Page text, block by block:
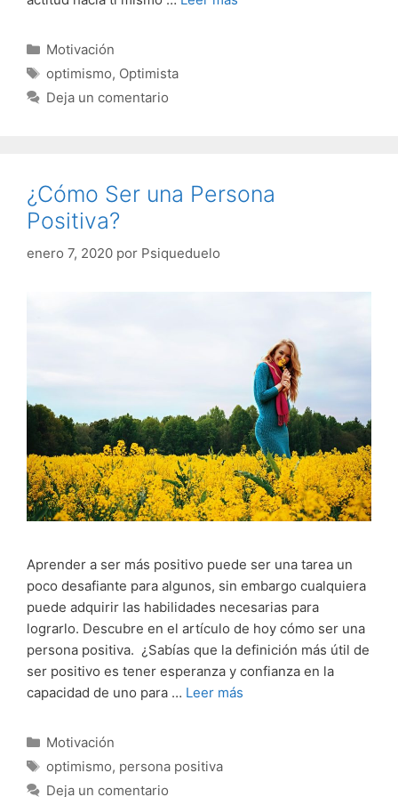
Categorías
Motivación
Etiquetas
optimismo, Optimista
Deja un comentario
¿Cómo Ser una Persona
Positiva?
enero 7, 2020 por Psiqueduelo
Aprender a ser más positivo puede ser una tarea un
poco desafiante para algunos, sin embargo cualquiera
puede adquirir las habilidades necesarias para
lograrlo. Descubre en el artículo de hoy cómo ser una
persona positiva. ¿Sabías que la definición más útil de
ser positivo es tener esperanza y confianza en la
capacidad de uno para … Leer más
Categorías
Motivación
Etiquetas
optimismo, persona positiva
Deja un comentario